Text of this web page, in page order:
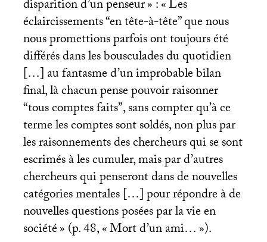
disparition d’un penseur» : «Les
éclaircissements “en tête-à-tête” que nous
nous promettions parfois ont toujours été
différés dans les bousculades du quotidien
[…] au fantasme d’un improbable bilan
final, là chacun pense pouvoir raisonner
“tous comptes faits”, sans compter qu’à ce
terme les comptes sont soldés, non plus par
les raisonnements des chercheurs qui se sont
escrimés à les cumuler, mais par d’autres
chercheurs qui penseront dans de nouvelles
catégories mentales […] pour répondre à de
nouvelles questions posées par la vie en
société» (p. 48, «Mort d’un ami…»).